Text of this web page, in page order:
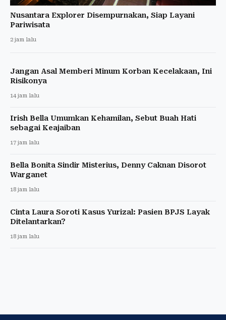
Nusantara Explorer Disempurnakan, Siap Layani
Pariwisata
2 jam lalu
Jangan Asal Memberi Minum Korban Kecelakaan, Ini
Risikonya
14 jam lalu
Irish Bella Umumkan Kehamilan, Sebut Buah Hati
sebagai Keajaiban
17 jam lalu
Bella Bonita Sindir Misterius, Denny Caknan Disorot
Warganet
18 jam lalu
Cinta Laura Soroti Kasus Yurizal: Pasien BPJS Layak
Ditelantarkan?
18 jam lalu